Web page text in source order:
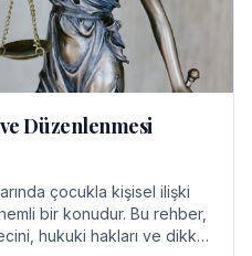
Düzenlenmesi
çocukla kişisel ilişki
bir konudur. Bu rehber,
hukuki hakları ve dikkat